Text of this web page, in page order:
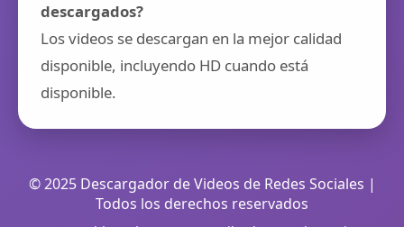
descargados?
Los videos se descargan en la mejor calidad
disponible, incluyendo HD cuando está
disponible.
© 2025 Descargador de Videos de Redes Sociales |
Todos los derechos reservados